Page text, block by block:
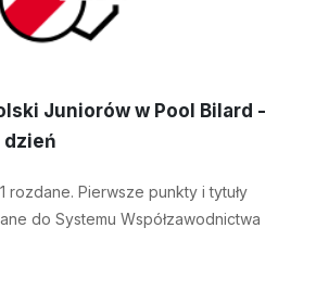
Juniorów w Pool Bilard -
dzień
rozdane. Pierwsze punkty i tytuły
do Systemu Współzawodnictwa